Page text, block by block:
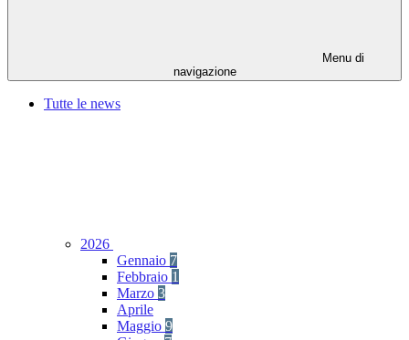
Menu di
navigazione
Tutte le news
2026
Gennaio 7
Febbraio 1
Marzo 3
Aprile
Maggio 9